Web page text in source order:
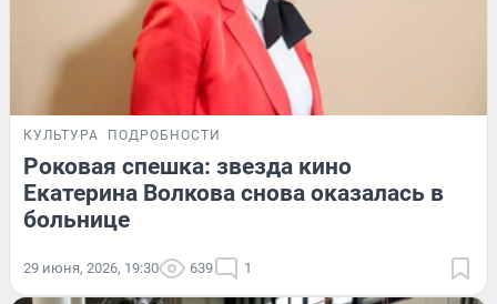
КУЛЬТУРА ПОДРОБНОСТИ
Роковая спешка: звезда кино
Екатерина Волкова снова оказалась в
больнице
29 июня, 2026, 19:30 639 1